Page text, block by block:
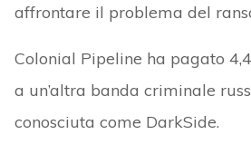
affrontare il problema del
Colonial Pipeline ha pagato
a un’altra banda criminale
conosciuta come DarkSide.